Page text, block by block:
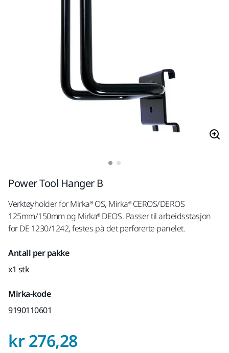
Power Tool Hanger B
Verktøyholder for Mirka® OS, Mirka® CEROS/DEROS
125mm/150mm og Mirka® DEOS. Passer til arbeidsstasjon
for DE 1230/1242, festes på det perforerte panelet.
Antall per pakke
x1 stk
Mirka-kode
9190110601
kr 276,28Pris med MVA 25 %